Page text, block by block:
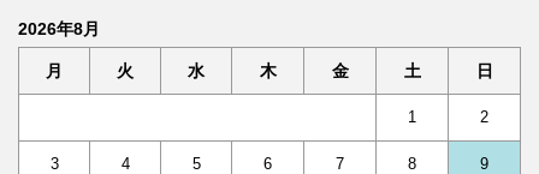
2026年8月
月 火 水 木 金 土 日
1 2
3 4 5 6 7 8 9